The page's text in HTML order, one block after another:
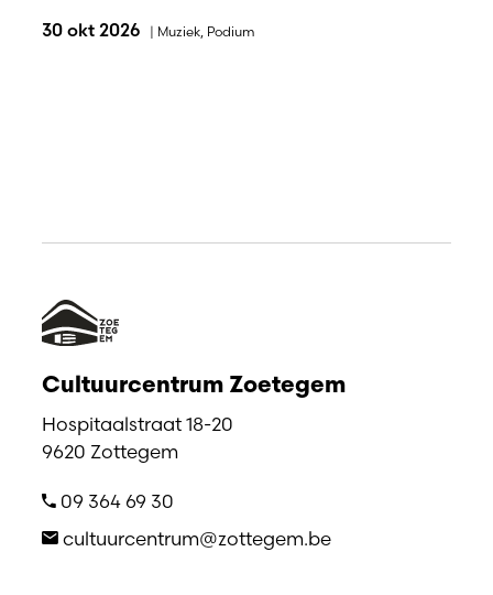
30 okt 2026 | Muziek Podium
Cultuurcentrum Zoetegem
Hospitaalstraat 18-20
9620 Zottegem
09 364 69 30
cultuurcentrum@zottegem.be